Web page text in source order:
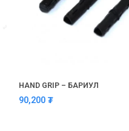
HAND GRIP – БАРИУЛ
90,200 ₮